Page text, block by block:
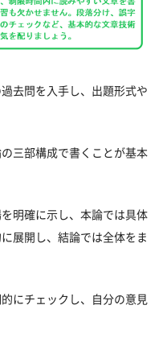
去問を入手し、出題形式や
三部構成で書くことが基本
明確に示し、本論では具体
展開し、結論では全体をま
にチェックし、自分の意見